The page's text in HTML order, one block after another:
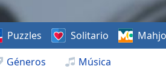
Géneros Música
Puzzles Solitario